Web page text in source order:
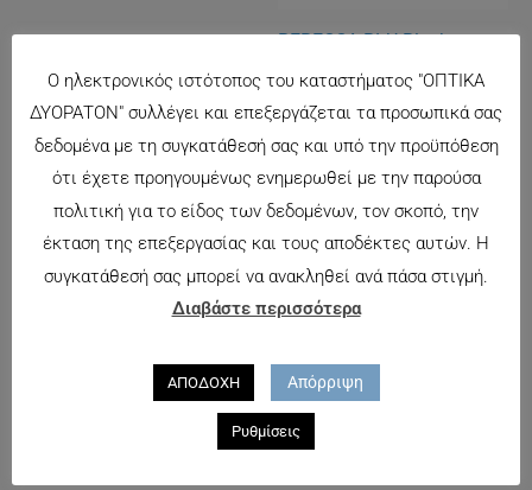
REBECCA BLU Black
125.00€
CARRERA 6605
POLICE 1774
148.00
Ο ηλεκτρονικός ιστότοπος του καταστήματος "ΟΠΤΙΚΑ
ΔΥΟΡΑΤΟΝ" συλλέγει και επεξεργάζεται τα προσωπικά σας
δεδομένα με τη συγκατάθεσή σας και υπό την προϋπόθεση
ότι έχετε προηγουμένως ενημερωθεί με την παρούσα
πολιτική για το είδος των δεδομένων, τον σκοπό, την
έκταση της επεξεργασίας και τους αποδέκτες αυτών. Η
συγκατάθεσή σας μπορεί να ανακληθεί ανά πάσα στιγμή.
Διαβάστε περισσότερα
ΑΠΟΔΟΧΗ Απόρριψη
Ρυθμίσεις